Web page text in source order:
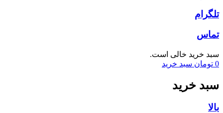
تلگرام
تماس
سبد خرید خالی است.
0 تومان سبد خرید
سبد خرید
بالا